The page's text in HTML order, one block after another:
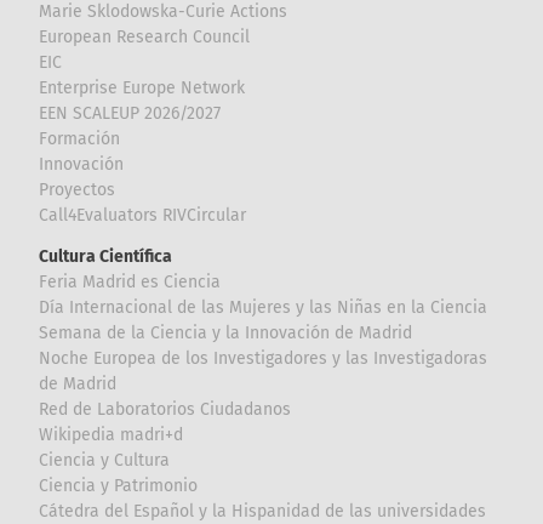
Marie Sklodowska-Curie Actions
European Research Council
EIC
Enterprise Europe Network
EEN SCALEUP 2026/2027
Formación
Innovación
Proyectos
Call4Evaluators RIVCircular
Cultura Científica
Feria Madrid es Ciencia
Día Internacional de las Mujeres y las Niñas en la Ciencia
Semana de la Ciencia y la Innovación de Madrid
Noche Europea de los Investigadores y las Investigadoras
de Madrid
Red de Laboratorios Ciudadanos
Wikipedia madri+d
Ciencia y Cultura
Ciencia y Patrimonio
Cátedra del Español y la Hispanidad de las universidades